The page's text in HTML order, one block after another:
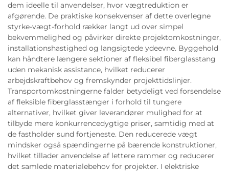
dem ideelle til anvendelser, hvor vægtreduktion er
afgørende. De praktiske konsekvenser af dette overlegne
styrke-vægt-forhold rækker langt ud over simpel
bekvemmelighed og påvirker direkte projektomkostninger,
installationshastighed og langsigtede ydeevne. Byggehold
kan håndtere længere sektioner af fleksibel fiberglasstang
uden mekanisk assistance, hvilket reducerer
arbejdskraftbehov og fremskynder projekttidslinjer.
Transportomkostningerne falder betydeligt ved forsendelse
af fleksible fiberglasstænger i forhold til tungere
alternativer, hvilket giver leverandører mulighed for at
tilbyde mere konkurrencedygtige priser, samtidig med at
de fastholder sund fortjeneste. Den reducerede vægt
mindsker også spændingerne på bærende konstruktioner,
hvilket tillader anvendelse af lettere rammer og reducerer
det samlede materialebehov for projekter. I elektriske